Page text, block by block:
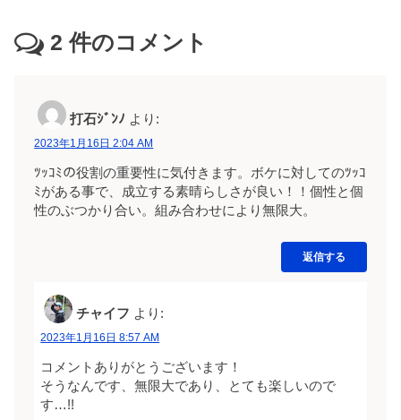
2 件のコメント
打石ｼﾞﾝﾉ より:
2023年1月16日 2:04 AM
ﾂｯｺﾐの役割の重要性に気付きます。ボケに対してのﾂｯｺ
ﾐがある事で、成立する素晴らしさが良い！！個性と個
性のぶつかり合い。組み合わせにより無限大。
返信する
チャイフ より:
2023年1月16日 8:57 AM
コメントありがとうございます！
そうなんです、無限大であり、とても楽しいので
す…!!